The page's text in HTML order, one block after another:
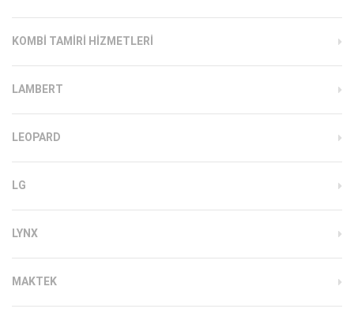
KOMBI TAMIRI HIZMETLERI
LAMBERT
LEOPARD
LG
LYNX
MAKTEK